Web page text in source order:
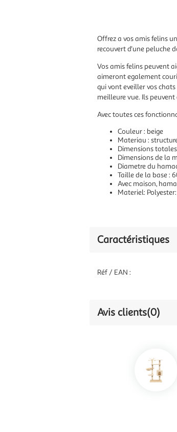
Offrez a vos amis felins
recouvert d'une peluche
Vos amis felins peuvent
aimeront egalement
qui vont eveiller vos
meilleure vue. Ils
Avec toutes ces
Couleur : beige
Materiau :
Dimensions
Dimensions de la
Diametre du
Taille de la base :
Avec maison,
Materiel:
Caractéristiques
Réf / EAN :
Avis clients(0)